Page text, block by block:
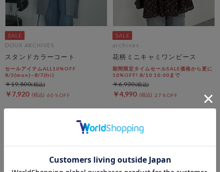
DOUX ARCHIVES
スタンドカラーコート
セールアイテムALL10%OFF
8/3(mon)~8/7(fri)
￥7,920 60％OFF
￥19,800
archives
花柄ミニキャミワンピース
期間限定タイムセールSALE価格から更に
10%OFF! 8/10 10:00まで
￥4,990 27％OFF
￥6,930